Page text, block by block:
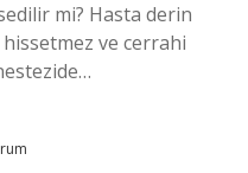
mi? Hasta derin
ve cerrahi